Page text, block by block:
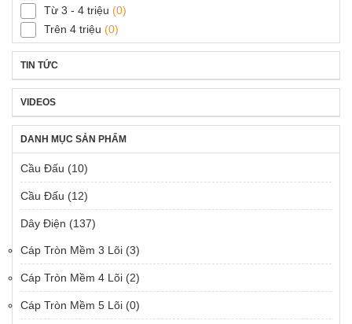
Từ 3 - 4 triệu (0)
Trên 4 triệu (0)
TIN TỨC
VIDEOS
DANH MỤC SẢN PHẨM
Cầu Đấu (10)
Cầu Đấu (12)
Dây Điện (137)
Cáp Tròn Mềm 3 Lõi (3)
Cáp Tròn Mềm 4 Lõi (2)
Cáp Tròn Mềm 5 Lõi (0)